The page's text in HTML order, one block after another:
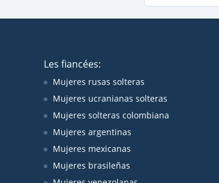
Les fiancées:
Mujeres rusas solteras
Mujeres ucranianas solteras
Mujeres solteras colombiana
Mujeres argentinas
Mujeres mexicanas
Mujeres brasileñas